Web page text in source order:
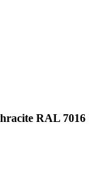
RAL 7016